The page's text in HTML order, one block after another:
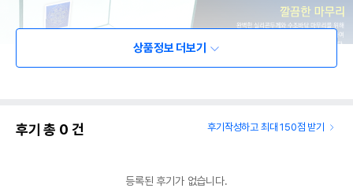
상품정보 더보기
후기 총 0 건 후기작성하고 최대 150점 받기
등록된 후기가 없습니다.